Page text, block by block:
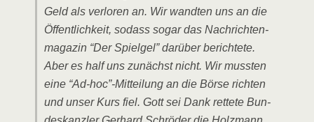
Geld als ver­lo­ren an. Wir wand­ten uns an die
Öffent­lich­keit, sodass sogar das Nach­rich­ten­
ma­ga­zin “Der Spiel­gel” dar­über berich­te­te.
Aber es half uns zunächst nicht. Wir muss­ten
eine “Ad-hoc”-Mitteilung an die Bör­se rich­ten
und unser Kurs fiel. Gott sei Dank ret­te­te Bun­